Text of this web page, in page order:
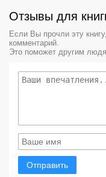
Отзывы для
Если Вы прочли эту
комментарий.
Это поможет другим
Отправить